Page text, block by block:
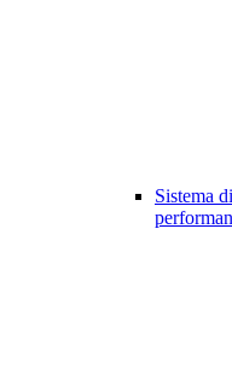
Sistema